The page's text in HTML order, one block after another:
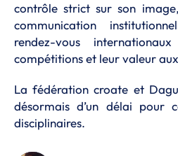
contrôle strict sur son
communication
rendez-vous
compétitions et leur valeur
La fédération croate et
désormais d’un délai pour
disciplinaires.